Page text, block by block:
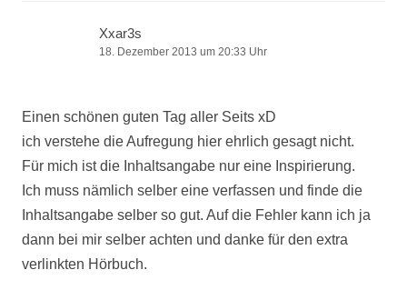
Xxar3s
18. Dezember 2013 um 20:33 Uhr
Einen schönen guten Tag aller Seits xD
ich verstehe die Aufregung hier ehrlich gesagt nicht.
Für mich ist die Inhaltsangabe nur eine Inspirierung.
Ich muss nämlich selber eine verfassen und finde die
Inhaltsangabe selber so gut. Auf die Fehler kann ich ja
dann bei mir selber achten und danke für den extra
verlinkten Hörbuch.